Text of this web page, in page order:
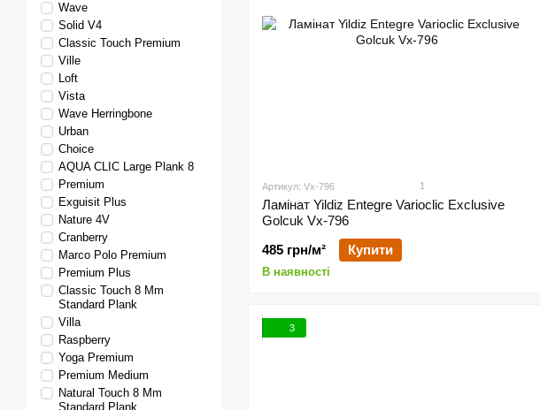
Артикул: Vx-796 1
Ламінат Yildiz Entegre Varioclic Exclusive
Golcuk Vx-796
485 грн/м²
Купити
В наявності
3
Wave
Solid V4
Classic Touch Premium
Ville
Loft
Vista
Wave Herringbone
Urban
Choice
AQUA CLIC Large Plank 8
Premium
Exguisit Plus
Nature 4V
Cranberry
Marco Polo Premium
Premium Plus
Classic Touch 8 Mm
Standard Plank
Villa
Raspberry
Yoga Premium
Premium Medium
Natural Touch 8 Mm
Standard Plank